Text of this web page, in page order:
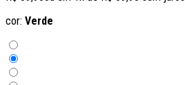
cor: Verde